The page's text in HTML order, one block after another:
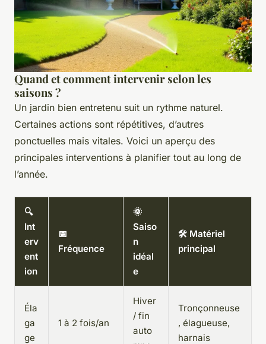
Quand et comment intervenir selon les
saisons ?
Un jardin bien entretenu suit un rythme naturel.
Certaines actions sont répétitives, d’autres
ponctuelles mais vitales. Voici un aperçu des
principales interventions à planifier tout au long de
l’année.
🔍
Int
erv
ent
ion
📅
Fréquence
🌞
Saiso
n
idéal
e
🛠️ Matériel
principal
Éla
ga
ge
1 à 2 fois/an
Hiver
/ fin
auto
Tronçonneuse
, élagueuse,
harnais